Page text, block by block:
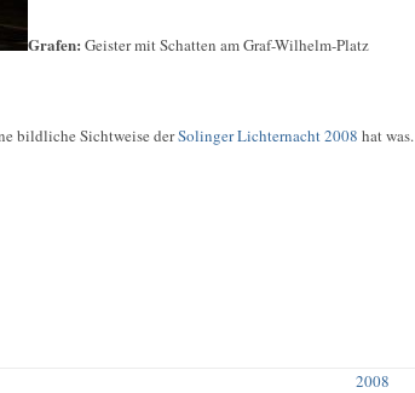
Grafen: Geister mit Schatten am Graf-Wilhelm-Platz
bildliche Sichtweise derSolinger Lichternacht 2008 hat was.
2008